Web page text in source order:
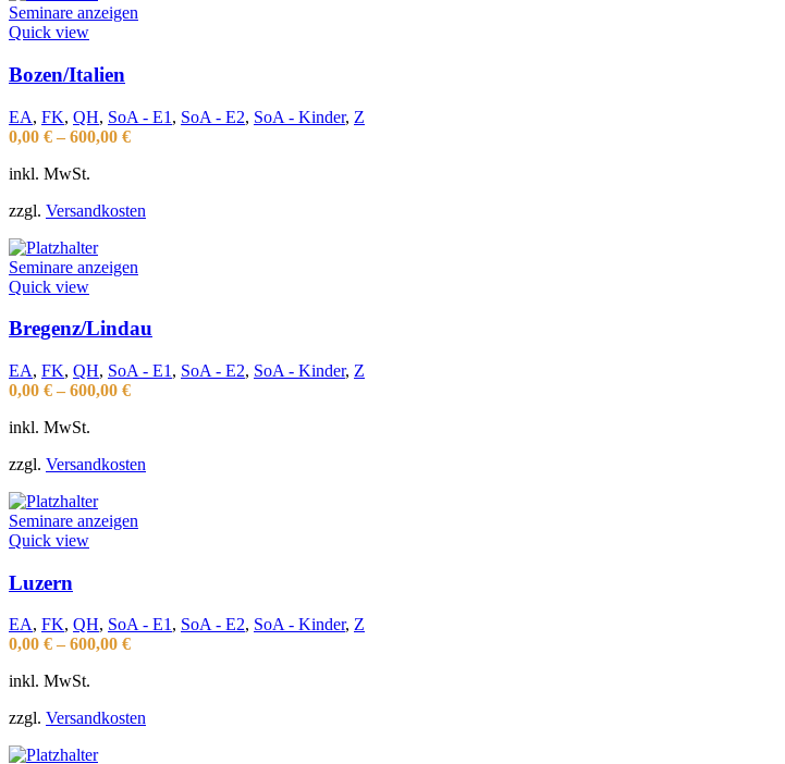
Seminare anzeigen
Quick view
Bozen/Italien
EA, FK, QH, SoA - E1 , SoA - E2, SoA - Kinder, Z
0,00 € – 600,00 €
inkl. MwSt.
zzgl. Versandkosten
Seminare anzeigen
Quick view
Bregenz/Lindau
EA, FK, QH, SoA - E1 , SoA - E2, SoA - Kinder, Z
0,00 € – 600,00 €
inkl. MwSt.
zzgl. Versandkosten
Seminare anzeigen
Quick view
Luzern
EA, FK, QH, SoA - E1, SoA - E2, SoA - Kinder, Z
0,00 € – 600,00 €
inkl. MwSt.
zzgl. Versandkosten